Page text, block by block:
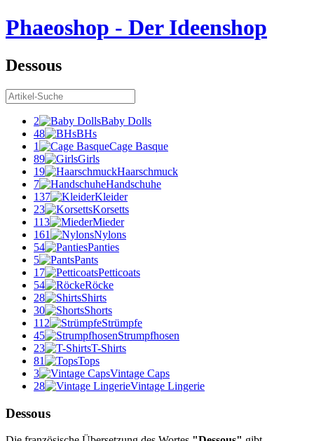
Phaeoshop - Der Ideenshop
Dessous
2
Baby Dolls
48
BHs
1
Cage Basque
89
Girls
19
Haarschmuck
7
Handschuhe
137
Kleider
23
Korsetts
113
Mieder
161
Nylons
54
Panties
5
Pants
17
Petticoats
54
Röcke
28
Shirts
30
Shorts
112
Strümpfe
45
Strumpfhosen
23
T-Shirts
81
Tops
3
Vintage Caps
28
Vintage Lingerie
Dessous